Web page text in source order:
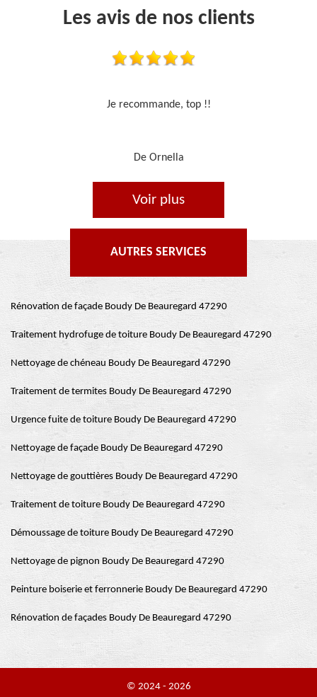
Les avis de nos clients
Travail sérieux
De Je cours je peins
Voir plus
AUTRES SERVICES
Rénovation de façade Boudy De Beauregard 47290
Traitement hydrofuge de toiture Boudy De Beauregard 47290
Nettoyage de chéneau Boudy De Beauregard 47290
Traitement de termites Boudy De Beauregard 47290
Urgence fuite de toiture Boudy De Beauregard 47290
Nettoyage de façade Boudy De Beauregard 47290
Nettoyage de gouttières Boudy De Beauregard 47290
Traitement de toiture Boudy De Beauregard 47290
Démoussage de toiture Boudy De Beauregard 47290
Nettoyage de pignon Boudy De Beauregard 47290
Peinture boiserie et ferronnerie Boudy De Beauregard 47290
Rénovation de façades Boudy De Beauregard 47290
© 2024 - 2026